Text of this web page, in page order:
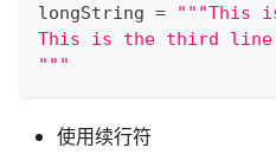
longString =
"""This
This is the third line
"""
使用续行符